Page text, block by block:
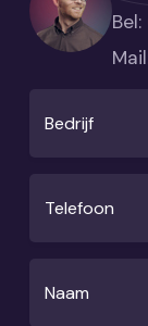
Bel:
Bedrijf
Telefoon
Naam